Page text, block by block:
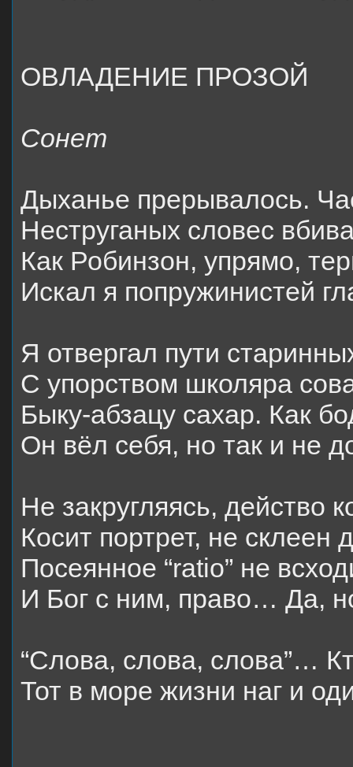
ОВЛАДЕНИЕ ПРОЗОЙ
Сонет
Дыханье прерывалось.
Неструганых словес
Как Робинзон, упрямо,
Искал я попружинистей
Я отвергал пути
С упорством школяра
Быку-абзацу сахар. Как
Он вёл себя, но так и не
Не закругляясь, действо
Косит портрет, не склеен
Посеянное “ratio” не
И Бог с ним, право… Да,
“Слова, слова, слова”…
Тот в море жизни наг и